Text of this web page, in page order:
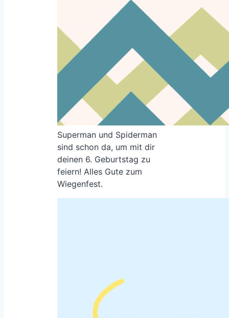
Superman und Spiderman
sind schon da, um mit dir
deinen 6. Geburtstag zu
feiern! Alles Gute zum
Wiegenfest.